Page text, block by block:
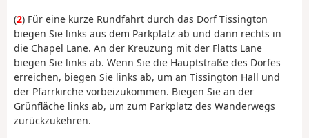
(2) Für eine kurze Rundfahrt durch das Dorf Tissington
biegen Sie links aus dem Parkplatz ab und dann rechts in
die Chapel Lane. An der Kreuzung mit der Flatts Lane
biegen Sie links ab. Wenn Sie die Hauptstraße des Dorfes
erreichen, biegen Sie links ab, um an Tissington Hall und
der Pfarrkirche vorbeizukommen. Biegen Sie an der
Grünfläche links ab, um zum Parkplatz des Wanderwegs
zurückzukehren.